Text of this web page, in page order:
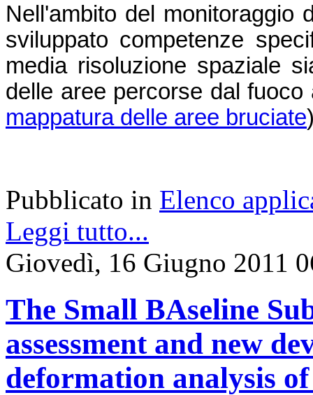
Nell'ambito del monitoraggio
sviluppato competenze
media risoluzione spaziale
delle aree percorse dal
mappatura delle aree bruciate
Pubblicato in Elenco
Leggi tutto...
Giovedì, 16 Giugno 2011
The Small BAseline
assessment and new
deformation analysis